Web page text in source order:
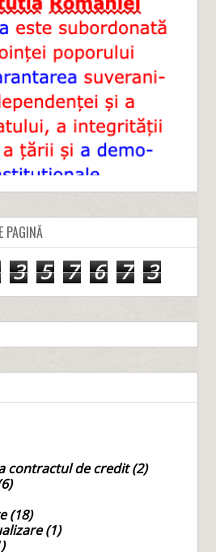
PAGINĂ
3 5 7 6 7 3
contractul de credit (2)
(18)
(1)